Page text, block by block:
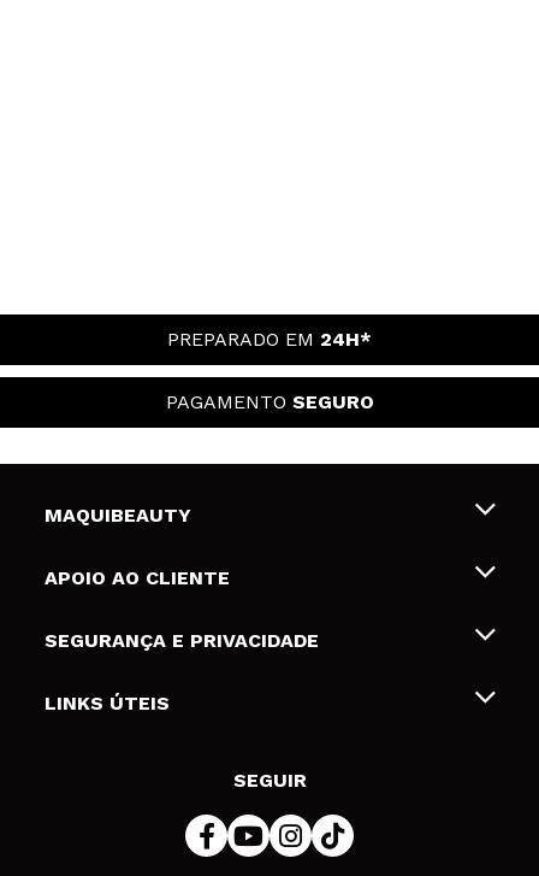
PREPARADO EM 24H*
PAGAMENTO SEGURO
MAQUIBEAUTY
Sobre nós
Gift Cards
APOIO AO CLIENTE
Envios e Devoluções
Formas de pagamento
SEGURANÇA E PRIVACIDADE
Termos e Privacidade
LINKS ÚTEIS
SEGUIR